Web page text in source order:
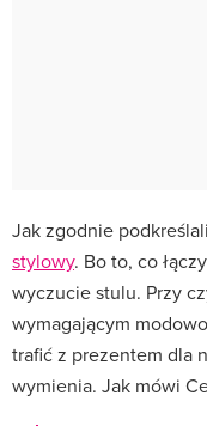
Jak zgodnie
stylowy. Bo to, co
wyczucie stulu. Przy
wymagającym
trafić z prezentem dla
wymienia. Jak mówi